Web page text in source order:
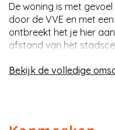
De woning is met
door de VVE en met
ontbreekt het je hier
afstand van het
Oosterparkwijk. Kortom:
mooie houten vloer. De